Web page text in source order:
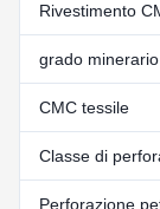
Rivestimento
grado
CMC tessile
Classe di
Perforazione